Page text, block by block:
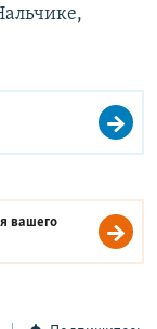
вашего